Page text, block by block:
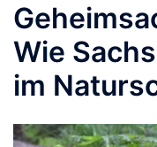
Wie
im